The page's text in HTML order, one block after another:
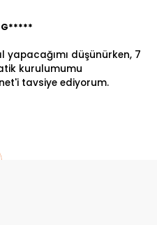
yapacağımı düşünürken, 7
kurulumumu
tavsiye ediyorum.